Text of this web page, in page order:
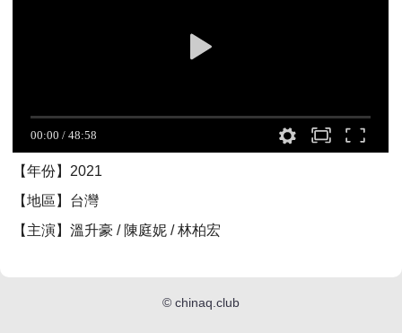
【年份】2021
【地區】台灣
【主演】溫升豪 / 陳庭妮 / 林柏宏
© chinaq.club